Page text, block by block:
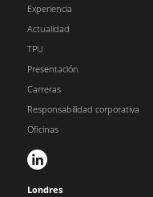
Experiencia
Actualidad
TPU
Presentación
Carreras
Responsabilidad corporativa
Oficinas
Londres